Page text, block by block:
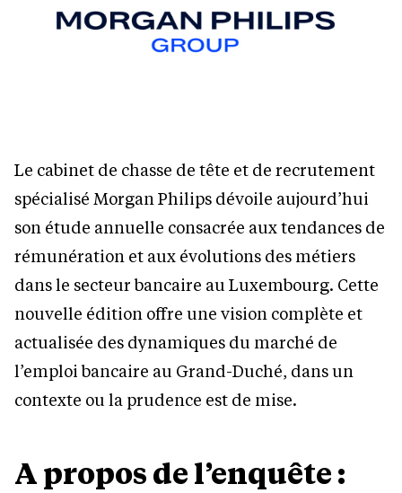
Le cabinet de chasse de tête et de recrutement
spécialisé Morgan Philips dévoile aujourd’hui
son étude annuelle consacrée aux tendances de
rémunération et aux évolutions des métiers
dans le secteur bancaire au Luxembourg. Cette
nouvelle édition offre une vision complète et
actualisée des dynamiques du marché de
l’emploi bancaire au Grand-Duché, dans un
contexte ou la prudence est de mise.
A propos de l’enquête :